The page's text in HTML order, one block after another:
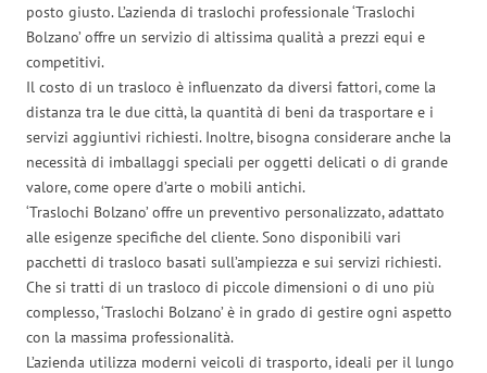
posto giusto. L’azienda di traslochi professionale ‘Traslochi
Bolzano’ offre un servizio di altissima qualità a prezzi equi e
competitivi.
Il costo di un trasloco è influenzato da diversi fattori, come la
distanza tra le due città, la quantità di beni da trasportare e i
servizi aggiuntivi richiesti. Inoltre, bisogna considerare anche la
necessità di imballaggi speciali per oggetti delicati o di grande
valore, come opere d’arte o mobili antichi.
‘Traslochi Bolzano’ offre un preventivo personalizzato, adattato
alle esigenze specifiche del cliente. Sono disponibili vari
pacchetti di trasloco basati sull’ampiezza e sui servizi richiesti.
Che si tratti di un trasloco di piccole dimensioni o di uno più
complesso, ‘Traslochi Bolzano’ è in grado di gestire ogni aspetto
con la massima professionalità.
L’azienda utilizza moderni veicoli di trasporto, ideali per il lungo